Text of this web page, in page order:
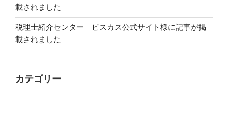
載されました
税理士紹介センター ビスカス公式サイト様に記事が掲
載されました
カテゴリー